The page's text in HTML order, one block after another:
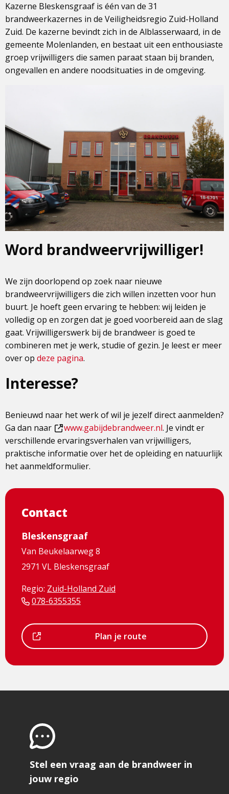
Kazerne Bleskensgraaf is één van de 31
brandweerkazernes in de Veiligheidsregio Zuid-Holland
Zuid. De kazerne bevindt zich in de Alblasserwaard, in de
gemeente Molenlanden, en bestaat uit een enthousiaste
groep vrijwilligers die samen paraat staan bij branden,
ongevallen en andere noodsituaties in de omgeving.
Word brandweervrijwilliger!
We zijn doorlopend op zoek naar nieuwe
brandweervrijwilligers die zich willen inzetten voor hun
buurt. Je hoeft geen ervaring te hebben: wij leiden je
volledig op en zorgen dat je goed voorbereid aan de slag
gaat. Vrijwilligerswerk bij de brandweer is goed te
combineren met je werk, studie of gezin. Je leest er meer
over op deze pagina.
Interesse?
Benieuwd naar het werk of wil je jezelf direct aanmelden?
Ga dan naar
Dit
is
een
pagina
www.gabijdebrandweer.nl. Je vindt er
verschillende ervaringsverhalen van vrijwilligers,
praktische informatie over het de opleiding en natuurlijk
het aanmeldformulier.
Contact
Bleskensgraaf
Van Beukelaarweg 8
2971 VL Bleskensgraaf
Regio: Zuid-Holland Zuid
078-6355355
is
Plan je route
Stel een vraag aan de brandweer in
jouw regio